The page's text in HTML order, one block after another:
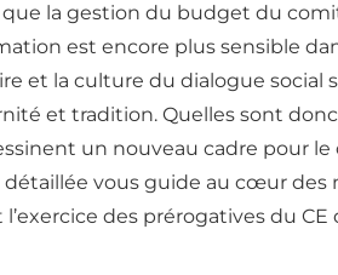
la gestion du budget du
est encore plus sensible
et la culture du dialogue social
et tradition. Quelles sont
un nouveau cadre pour le
détaillée vous guide au cœur
l’exercice des prérogatives du